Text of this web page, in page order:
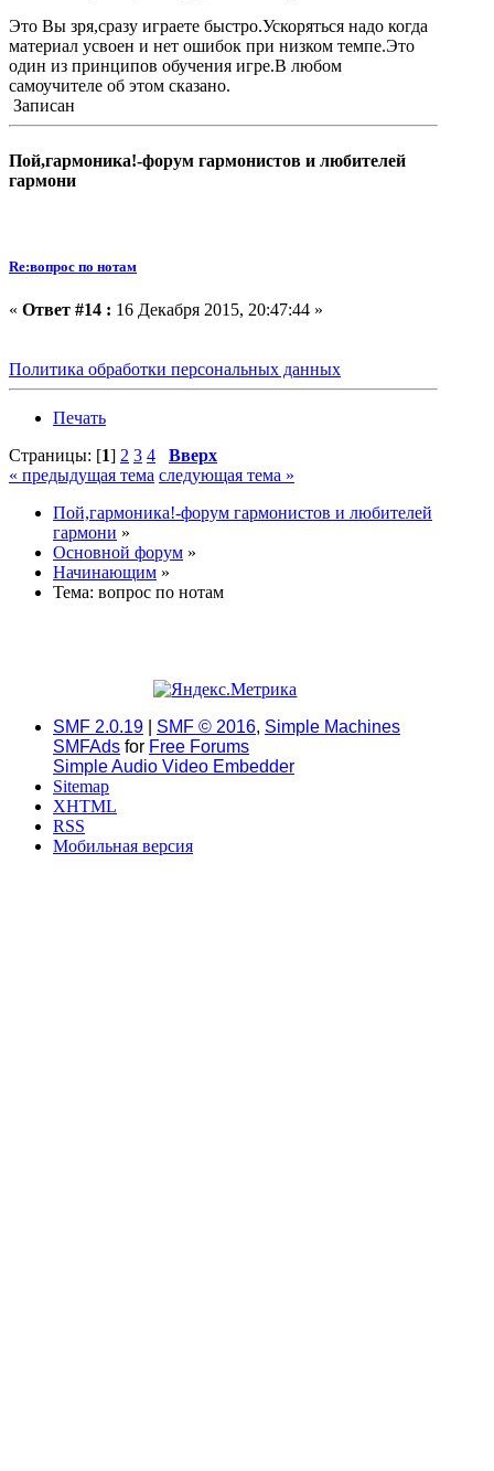
Это Вы зря,сразу играете быстро.Ускоряться надо когда
материал усвоен и нет ошибок при низком темпе.Это
один из принципов обучения игре.В любом
самоучителе об этом сказано.
Записан
Пой,гармоника!-форум гармонистов и любителей
гармони
Re:вопрос по нотам
« Ответ #14 : 16 Декабря 2015, 20:47:44 »
Политика обработки персональных данных
Печать
Страницы: [1] 2 3 4
Вверх
« предыдущая тема следующая тема »
Пой,гармоника!-форум гармонистов и любителей
гармони »
Основной форум »
Начинающим »
Тема: вопрос по нотам
SMF 2.0.19 SMF © 2016, Simple Machines
SMFAds for Free Forums
Simple Audio Video Embedder
Sitemap
XHTML
RSS
Мобильная версия